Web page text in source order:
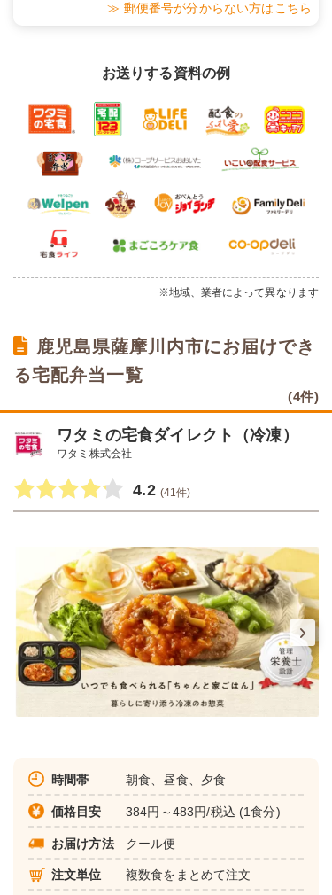
≫ 郵便番号が分からない方はこちら
お送りする資料の例
※地域、業者によって異なります
鹿児島県薩摩川内市にお届けでき
る宅配弁当一覧
(4件)
ワタミの宅食ダイレクト（冷凍）
ワタミ株式会社
4.2 (41件)
時間帯 朝食、昼食、夕食
価格目安 384円～483円/税込 (1食分)
お届け方法 クール便
注文単位 複数食をまとめて注文